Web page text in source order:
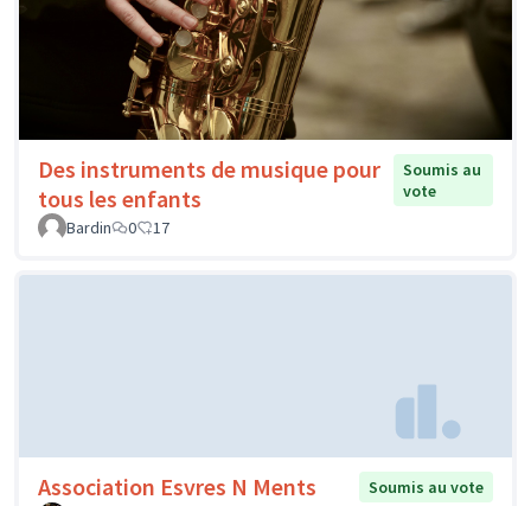
Des instruments de musique pour
tous les enfants
Soumis au
vote
Bardin
0 17
Association Esvres N Ments
Soumis au vote